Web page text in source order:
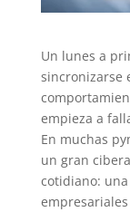
Un lunes a
sincronizarse
empieza a
En muchas
un gran
cotidiano: